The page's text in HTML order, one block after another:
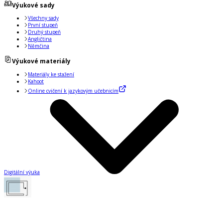
Výukové sady
Všechny sady
První stupeň
Druhý stupeň
Angličtina
Němčina
Výukové materiály
Materiály ke stažení
Kahoot
Online cvičení k jazykovým učebnicím
Digitální výuka